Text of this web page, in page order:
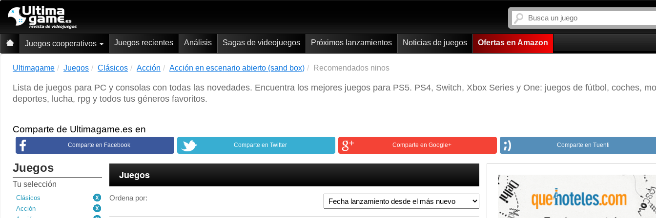
Juegos cooperativos Juegos recientes Análisis Sagas de videojuegos Próximos lanzamientos Noticias de juegos Ofertas en Amazon
Ultimagame Juegos Clásicos Acción Acción en escenario abierto (sand box) Recomendados ninos
Lista de juegos para PC y consolas con todas las novedades. Encuentra los mejores juegos para PS5. PS4, Switch, Xbox Series y One: juegos de fútbol, coches,
deportes, lucha, rpg y todos tus géneros favoritos.
Comparte de Ultimagame.es en
Comparte en Facebook Comparte en Twitter Comparte en Google+ Comparte en Tuenti
Juegos
Tu selección
Clásicos
Acción
Juegos
Ordena por: